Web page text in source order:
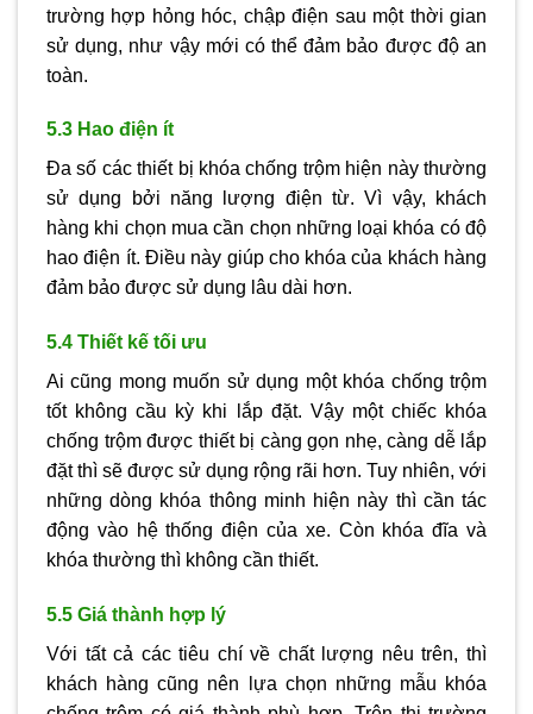
trường hợp hỏng hóc, chập điện sau một thời gian
sử dụng, như vậy mới có thể đảm bảo được độ an
toàn.
5.3 Hao điện ít
Đa số các thiết bị khóa chống trộm hiện này thường
sử dụng bởi năng lượng điện từ. Vì vậy, khách
hàng khi chọn mua cần chọn những loại khóa có độ
hao điện ít. Điều này giúp cho khóa của khách hàng
đảm bảo được sử dụng lâu dài hơn.
5.4 Thiết kế tối ưu
Ai cũng mong muốn sử dụng một khóa chống trộm
tốt không cầu kỳ khi lắp đặt. Vậy một chiếc khóa
chống trộm được thiết bị càng gọn nhẹ, càng dễ lắp
đặt thì sẽ được sử dụng rộng rãi hơn. Tuy nhiên, với
những dòng khóa thông minh hiện này thì cần tác
động vào hệ thống điện của xe. Còn khóa đĩa và
khóa thường thì không cần thiết.
5.5 Giá thành hợp lý
Với tất cả các tiêu chí về chất lượng nêu trên, thì
khách hàng cũng nên lựa chọn những mẫu khóa